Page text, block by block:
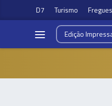
D7 Turismo
Edição